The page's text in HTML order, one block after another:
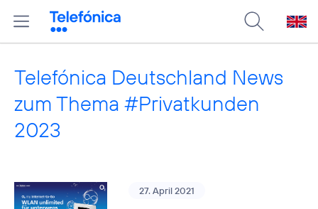
Telefónica Deutschland News
zum Thema #Privatkunden
2023
27. April 2021